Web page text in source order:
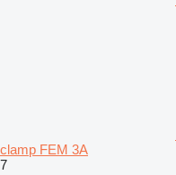
clamp FEM 3A
7